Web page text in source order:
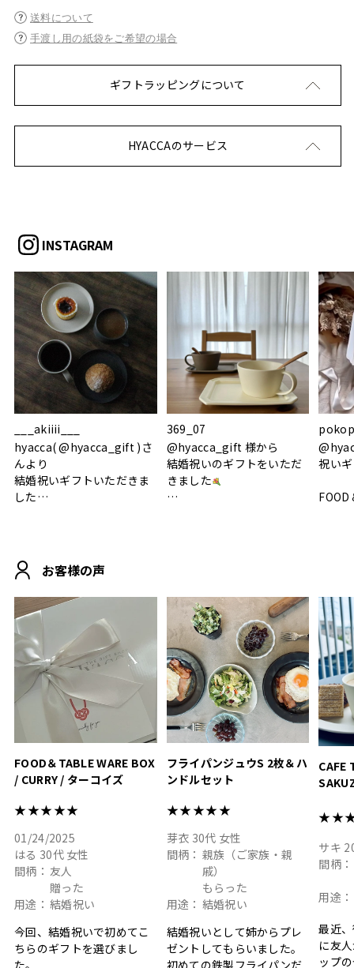
送料について
手渡し用の紙袋をご希望の場合
ギフトラッピングについて
HYACCAのサービス
INSTAGRAM
___akiiii___
hyacca( @hyacca_gift )さ
んより
結婚祝いギフトいただきま
した
おうちカフェもお洒落にな
って嬉しい𖠚 ⡱
.
#hyacca #結婚祝い
369_07
@hyacca_gift 様から
結婚祝いのギフトをいただ
きました
素敵なギフトを
ありがとうございました
#hyacca #結婚祝い
#お祝い #プレゼント
祝い
FOOD
真っ
いい
#結婚
淡色
結婚
色イ
お客様の声
FOOD＆TABLE WARE BOX
/ CURRY / ターコイズ
★★★★★
01/24/2025
はる 30代 女性
間柄： 友人
贈った
用途： 結婚祝い
今回、結婚祝いで初めてこ
ちらのギフトを選びまし
た。
フライパンジュウS 2枚＆ハ
ンドルセット
★★★★★
芽衣 30代 女性
間柄： 親族（ご家族・親
戚）
もらった
用途： 結婚祝い
結婚祝いとして姉からプレ
ゼントしてもらいました。
初めての鉄製フライパンだ
CAFE
サキ
間柄：
用途：
最近
に友
ップ